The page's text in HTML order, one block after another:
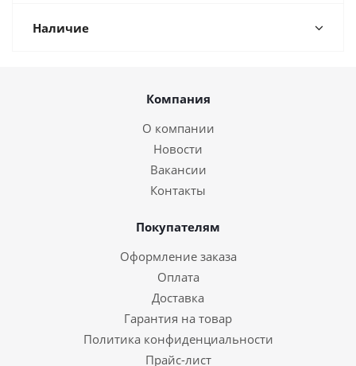
Наличие
Компания
О компании
Новости
Вакансии
Контакты
Покупателям
Оформление заказа
Оплата
Доставка
Гарантия на товар
Политика конфиденциальности
Прайс-лист